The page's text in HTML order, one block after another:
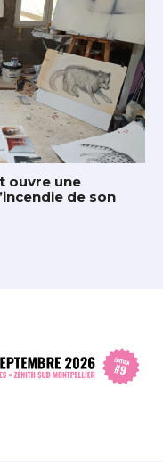
ouvre une
de son